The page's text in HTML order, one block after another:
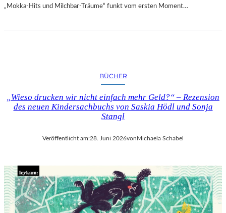
„Mokka-Hits und Milchbar-Träume“ funkt vom ersten Moment…
BÜCHER
„Wieso drucken wir nicht einfach mehr Geld?“ – Rezension
des neuen Kindersachbuchs von Saskia Hödl und Sonja
Stangl
Veröffentlicht am:28. Juni 2026vonMichaela Schabel